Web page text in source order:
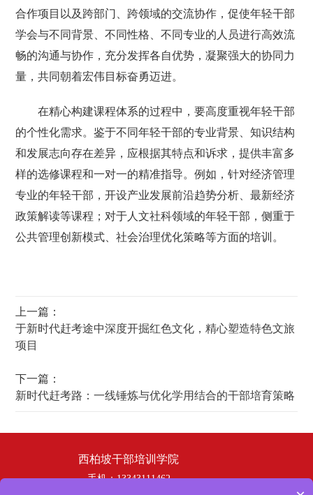
合作项目以及跨部门、跨领域的交流协作，促使年轻干部
学会与不同背景、不同性格、不同专业的人员进行高效流
畅的沟通与协作，充分发挥各自优势，凝聚强大的协同力
量，共同朝着宏伟目标奋勇迈进。
在精心构建课程体系的过程中，要高度重视年轻干部
的个性化需求。鉴于不同年轻干部的专业背景、知识结构
和发展志向存在差异，应根据其特点和诉求，提供丰富多
样的选修课程和一对一的精准指导。例如，针对经济管理
专业的年轻干部，开设产业发展前沿趋势分析、最新经济
政策解读等课程；对于人文社科领域的年轻干部，侧重于
公共管理创新模式、社会治理优化策略等方面的培训。
上一篇：
于新时代赶考途中深度开掘红色文化，精心塑造特色文旅
项目
下一篇：
新时代赶考路：一线锤炼与优化学用结合的干部培育策略
西柏坡干部培训学院
手机：13343111462